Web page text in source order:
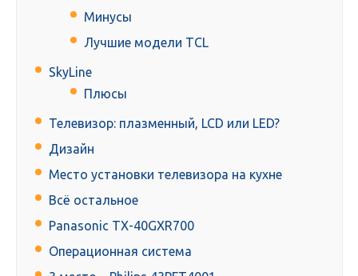
Минусы
Лучшие модели TCL
SkyLine
Плюсы
Телевизор: плазменный, LCD или LED?
Дизайн
Место установки телевизора на кухне
Всё остальное
Panasonic TX-40GXR700
Операционная система